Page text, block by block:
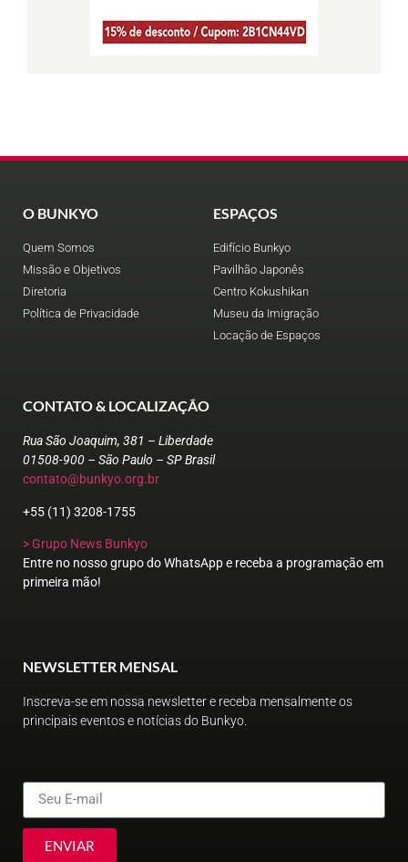
O BUNKYO
Quem Somos
Missão e Objetivos
Diretoria
Política de Privacidade
ESPAÇOS
Edifício Bunkyo
Pavilhão Japonês
Centro Kokushikan
Museu da Imigração
Locação de Espaços
CONTATO & LOCALIZAÇÃO
Rua São Joaquim, 381 – Liberdade
01508-900 – São Paulo – SP Brasil
contato@bunkyo.org.br
+55 (11) 3208-1755
> Grupo News Bunkyo
Entre no nosso grupo do WhatsApp e receba a programação em
primeira mão!
NEWSLETTER MENSAL
Inscreva-se em nossa newsletter e receba mensalmente os
principais eventos e notícias do Bunkyo.
ENVIAR